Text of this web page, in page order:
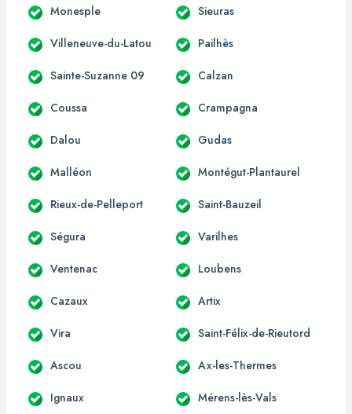
Monesple Sieuras
Villeneuve-du-Latou Pailhès
Sainte-Suzanne 09 Calzan
Coussa Crampagna
Dalou Gudas
Malléon Montégut-Plantaurel
Rieux-de-Pelleport Saint-Bauzeil
Ségura Varilhes
Ventenac Loubens
Cazaux Artix
Vira Saint-Félix-de-Rieutord
Ascou Ax-les-Thermes
Ignaux Mérens-lès-Vals